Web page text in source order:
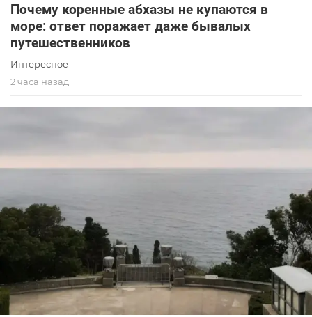
Почему коренные абхазы не купаются в
море: ответ поражает даже бывалых
путешественников
Интересное
2 часа назад